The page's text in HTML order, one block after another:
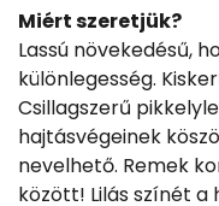
Miért szeretjük?
Lassú növekedésű,
különlegesség.
Csillagszerű
hajtásvégeinek
nevelhető. Remek
között! Lilás színét